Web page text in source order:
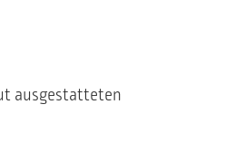
ausgestatteten